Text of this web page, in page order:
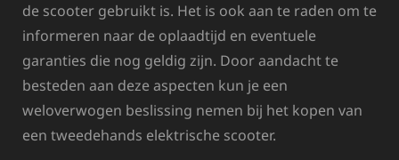
de scooter gebruikt is. Het is ook aan te raden om te
informeren naar de oplaadtijd en eventuele
garanties die nog geldig zijn. Door aandacht te
besteden aan deze aspecten kun je een
weloverwogen beslissing nemen bij het kopen van
een tweedehands elektrische scooter.